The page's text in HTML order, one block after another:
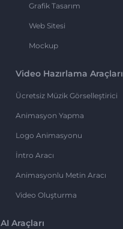
Grafik Tasarım
Web Sitesi
Mockup
Video Hazırlama Araçları
Ücretsiz Müzik Görselleştirici
Animasyon Yapma
Logo Animasyonu
İntro Aracı
Animasyonlu Metin Aracı
Video Oluşturma
AI Araçları